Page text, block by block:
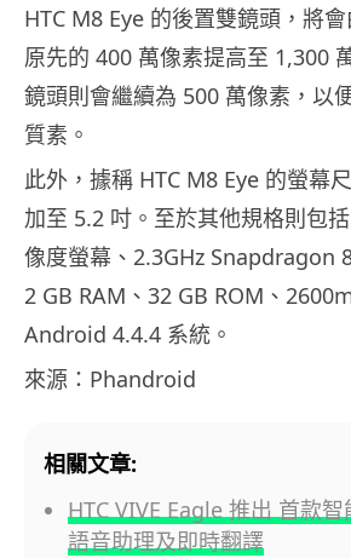
HTC M8 Eye 的後置雙鏡頭，將
原先的 400 萬像素提高至 1,300
鏡頭則會繼續為 500 萬像素，以
質素。
此外，據稱 HTC M8 Eye 的螢幕
加至 5.2 吋。至於其他規格則包
像度螢幕、2.3GHz Snapdragon
2 GB RAM、32 GB ROM、
Android 4.4.4 系統。
來源：Phandroid
相關文章:
HTC VIVE Eagle 推出 首款
語音助理及即時翻譯